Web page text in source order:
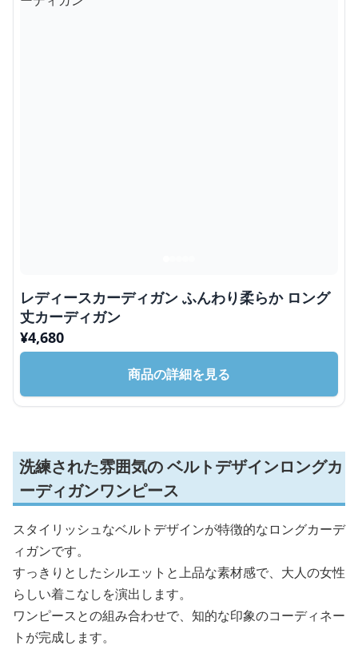
レディースカーディガン ふんわり柔らか ロング
丈カーディガン
¥4,680
商品の詳細を見る
洗練された雰囲気の ベルトデザインロングカ
ーディガンワンピース
スタイリッシュなベルトデザインが特徴的なロングカーデ
ィガンです。
すっきりとしたシルエットと上品な素材感で、大人の女性
らしい着こなしを演出します。
ワンピースとの組み合わせで、知的な印象のコーディネー
トが完成します。